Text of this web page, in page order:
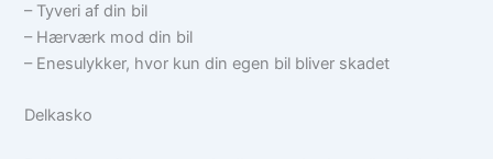
– Tyveri af din bil
– Hærværk mod din bil
– Enesulykker, hvor kun din egen bil bliver skadet
Delkasko